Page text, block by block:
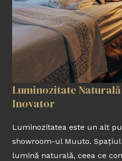
Luminozitate
Inovator
Luminozitatea este un alt
showroom-ul Muuto.
lumină naturală, ceea ce